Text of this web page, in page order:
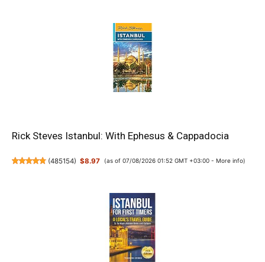
Rick Steves Istanbul: With Ephesus & Cappadocia
(485154) $8.97 (as of 07/08/2026 01:52 GMT +03:00 - More info)